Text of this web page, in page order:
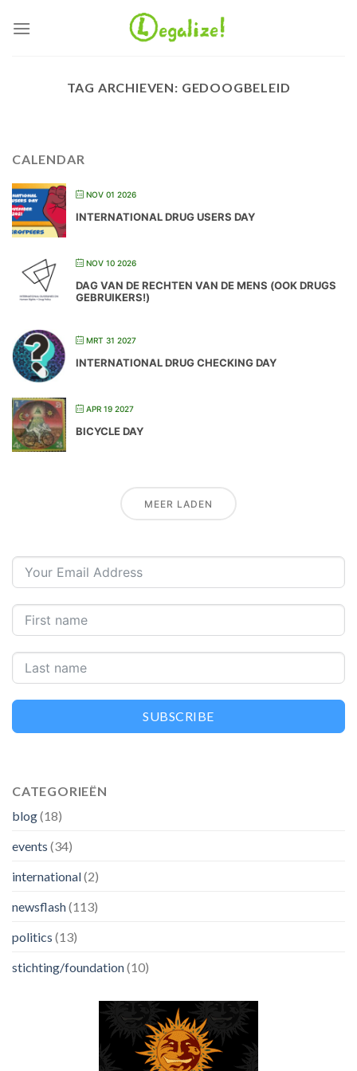
naar
TAG ARCHIEVEN: GEDOOGBELEID
CALENDAR
NOV 01 2026
INTERNATIONAL DRUG USERS DAY
NOV 10 2026
DAG VAN DE RECHTEN VAN DE MENS (OOK DRUGS
GEBRUIKERS!)
MRT 31 2027
INTERNATIONAL DRUG CHECKING DAY
APR 19 2027
BICYCLE DAY
MEER LADEN
SUBSCRIBE
CATEGORIEËN
blog(18)
events (34)
international(2)
newsflash(113)
politics (13)
stichting/foundation(10)